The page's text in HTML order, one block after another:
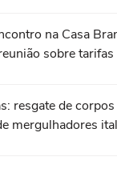
na Casa
sobre tarifas
resgate de
mergulhadores